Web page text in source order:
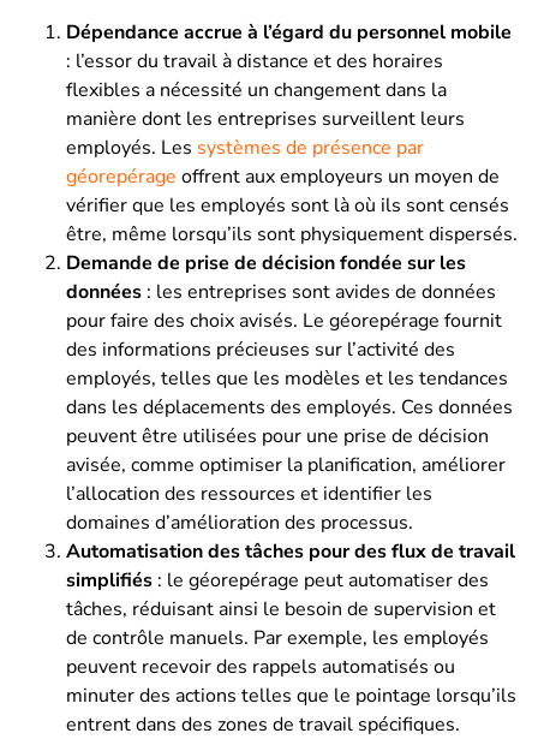
Dépendance accrue à l’égard du personnel mobile
: l’essor du travail à distance et des horaires
flexibles a nécessité un changement dans la
manière dont les entreprises surveillent leurs
employés. Les systèmes de présence par
géorepérage offrent aux employeurs un moyen de
vérifier que les employés sont là où ils sont censés
être, même lorsqu’ils sont physiquement dispersés.
Demande de prise de décision fondée sur les
données : les entreprises sont avides de données
pour faire des choix avisés. Le géorepérage fournit
des informations précieuses sur l’activité des
employés, telles que les modèles et les tendances
dans les déplacements des employés. Ces données
peuvent être utilisées pour une prise de décision
avisée, comme optimiser la planification, améliorer
l’allocation des ressources et identifier les
domaines d’amélioration des processus.
Automatisation des tâches pour des flux de travail
simplifiés : le géorepérage peut automatiser des
tâches, réduisant ainsi le besoin de supervision et
de contrôle manuels. Par exemple, les employés
peuvent recevoir des rappels automatisés ou
minuter des actions telles que le pointage lorsqu’ils
entrent dans des zones de travail spécifiques.